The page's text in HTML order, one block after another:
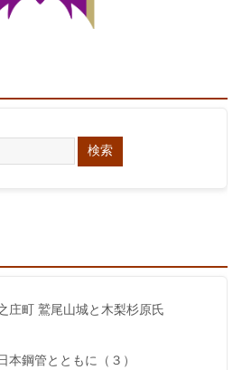
庄町 鷲尾山城と木梨杉原氏
鋼管とともに（３）